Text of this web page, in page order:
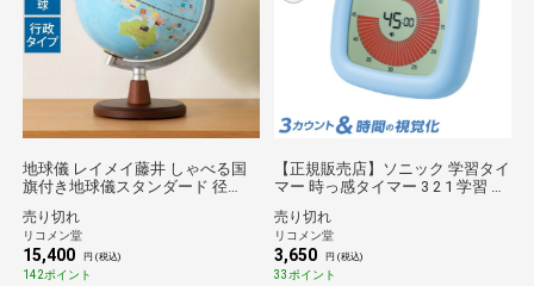
地球儀 レイメイ藤井 しゃべる国
旗付き地球儀スタンダード 径
ール 行政タイプ 学習 自由研究 子
供用 小学生 グローブ インテリア
卓上 プレゼント ギフト 入学祝い
知育玩具 OYV46 【送料無料】
売り切れ
リコメン堂
15,400 円 (税込)
142ポイント
【正規販売店】ソニック 学習タイ
マー 時っ感タイマー 3 2 1 学習 勉
塾 目標 タイマー 時間 時間調整 家
庭学習 文具 文房具 テスト テスト
対策 試験対策 LVH-7903【送料無
料】
売り切れ
リコメン堂
3,650 円 (税込)
33ポイント